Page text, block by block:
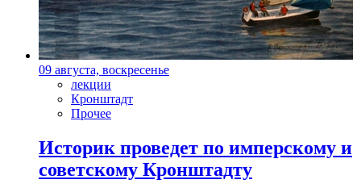
09 августа, воскресенье
лекции
Кронштадт
Прочее
Историк проведет по имперскому и
советскому Кронштадту